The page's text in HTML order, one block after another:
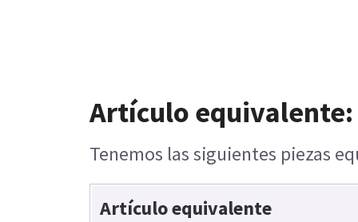
Artículo equivalente:
Tenemos las siguientes piezas
Artículo equivalente